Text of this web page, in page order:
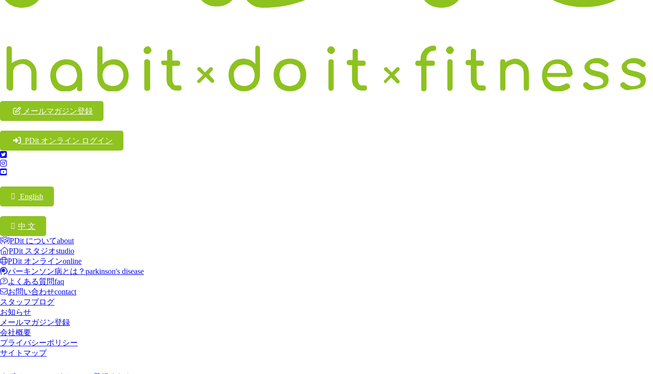
メールマガジン登録
PDit オンライン ログイン
English
中 文
PDit についてabout
PDit スタジオstudio
PDit オンラインonline
パーキンソン病とは？ parkinson's disease
よくある質問faq
お問い合わせcontact
スタッフブログ
お知らせ
メールマガジン登録
会社概要
プライバシーポリシー
サイトマップ